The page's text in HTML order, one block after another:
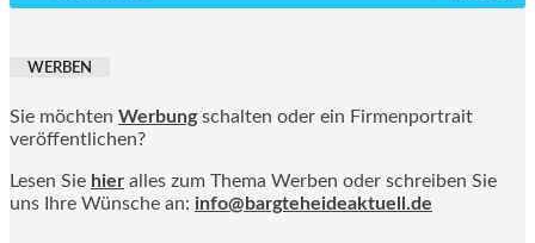
WERBEN
Sie möchten Werbung schalten oder ein Firmenportrait
veröffentlichen?
Lesen Sie hier alles zum Thema Werben oder schreiben Sie
uns Ihre Wünsche an: info@bargteheideaktuell.de